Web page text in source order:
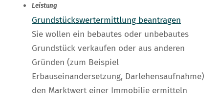
Leistung
Grundstückswertermittlung beantragen
Sie wollen ein bebautes oder unbebautes
Grundstück verkaufen oder aus anderen
Gründen (zum Beispiel
Erbauseinandersetzung, Darlehensaufnahme)
den Marktwert einer Immobilie ermitteln